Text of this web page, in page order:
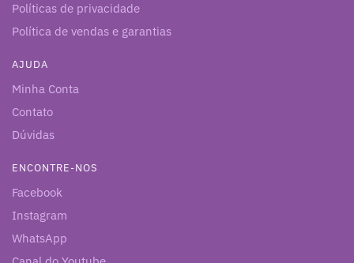
Políticas de privacidade
Política de vendas e garantias
AJUDA
Minha Conta
Contato
Dúvidas
ENCONTRE-NOS
Facebook
Instagram
WhatsApp